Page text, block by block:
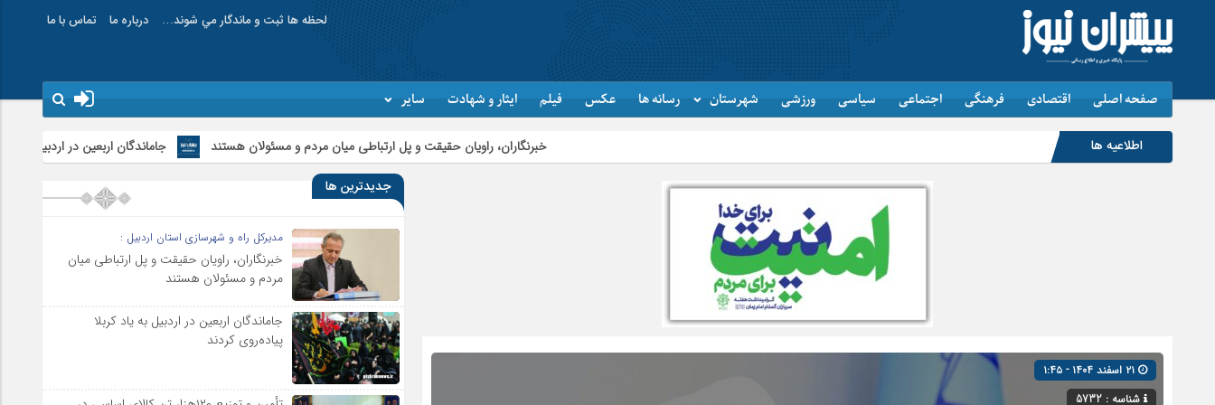
لحظه ها ثبت و ماندگار مي شوند… درباره ما تماس با ما
صفحه اصلی اقتصادی فرهنگی اجتماعی سیاسی ورزشی شهرستان رسانه ها عکس فیلم ایثار و شهادت سایر
اطلاعیه ها خبرنگاران، راویان حقیقت و پل ارتباطی میان مردم و مسئولان هستند جاماندگان اربعین در اردبیل به یاد کربلا پیاده‌روی
شناسه : 5732
جدیدترین ها
مدیرکل راه و شهرسازی استان اردبیل :
خبرنگاران، راویان حقیقت و پل ارتباطی میان
مردم و مسئولان هستند
جاماندگان اربعین در اردبیل به یاد کربلا
پیاده‌روی کردند